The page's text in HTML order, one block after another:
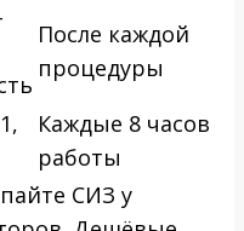
После каждой
процедуры
Каждые 8 часов
работы
СИЗ у